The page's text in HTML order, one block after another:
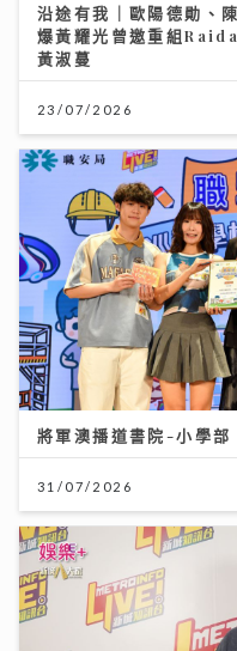
沿途有我｜歐陽德勛、
爆黃耀光曾邀重組
黃淑蔓
23/07/2026
將軍澳播道書院-小學部
31/07/2026